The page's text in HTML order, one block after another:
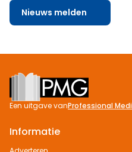
Nieuws melden
Footer
Een uitgave vanProfessional
Informatie